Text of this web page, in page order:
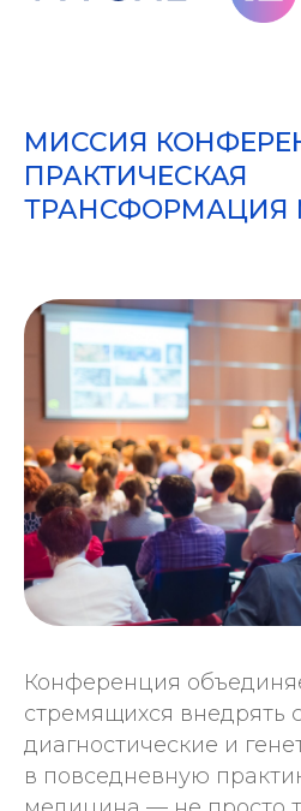
МИССИЯ
ПРАКТИЧЕСКАЯ
Конференция
стремящихся внедрять
диагностические и
в повседневную
Терапевтам
Эндокринологам
Акушерам-гинекологам
Неврологам
Нутрициологам
Фармацевтам